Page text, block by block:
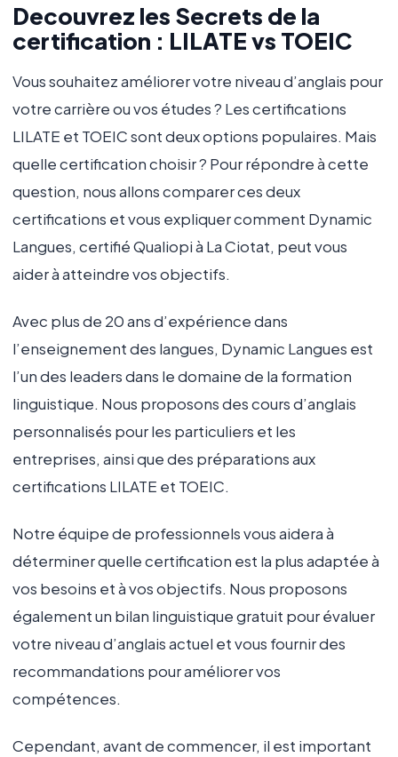
Decouvrez les Secrets de la
certification : LILATE vs TOEIC
Vous souhaitez améliorer votre niveau d’anglais pour
votre carrière ou vos études ? Les certifications
LILATE et TOEIC sont deux options populaires. Mais
quelle certification choisir ? Pour répondre à cette
question, nous allons comparer ces deux
certifications et vous expliquer comment Dynamic
Langues, certifié Qualiopi à La Ciotat, peut vous
aider à atteindre vos objectifs.
Avec plus de 20 ans d’expérience dans
l’enseignement des langues, Dynamic Langues est
l’un des leaders dans le domaine de la formation
linguistique. Nous proposons des cours d’anglais
personnalisés pour les particuliers et les
entreprises, ainsi que des préparations aux
certifications LILATE et TOEIC.
Notre équipe de professionnels vous aidera à
déterminer quelle certification est la plus adaptée à
vos besoins et à vos objectifs. Nous proposons
également un bilan linguistique gratuit pour évaluer
votre niveau d’anglais actuel et vous fournir des
recommandations pour améliorer vos
compétences.
Cependant, avant de commencer, il est important